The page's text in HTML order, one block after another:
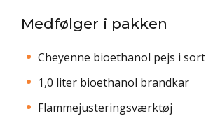
Medfølger i pakken
Cheyenne bioethanol pejs i sort
1,0 liter bioethanol brandkar
Flammejusteringsværktøj